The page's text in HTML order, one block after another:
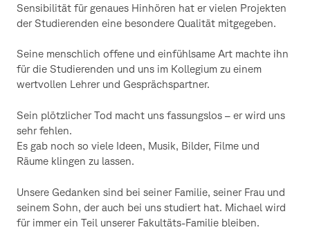
Sensibilität für genaues Hinhören hat er vielen Projekten
der Studierenden eine besondere Qualität mitgegeben.
Seine menschlich offene und einfühlsame Art machte ihn
für die Studierenden und uns im Kollegium zu einem
wertvollen Lehrer und Gesprächspartner.
Sein plötzlicher Tod macht uns fassungslos – er wird uns
sehr fehlen.
Es gab noch so viele Ideen, Musik, Bilder, Filme und
Räume klingen zu lassen.
Unsere Gedanken sind bei seiner Familie, seiner Frau und
seinem Sohn, der auch bei uns studiert hat. Michael wird
für immer ein Teil unserer Fakultäts-Familie bleiben.